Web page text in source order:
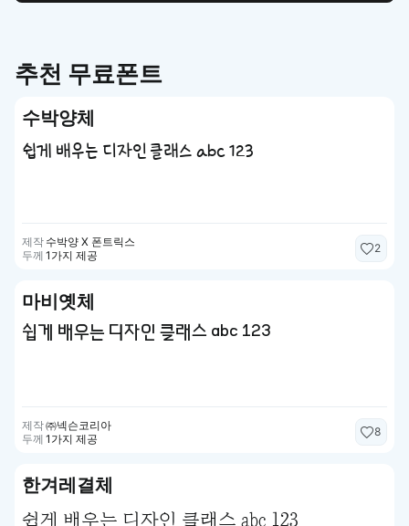
추천 무료폰트
수박양체
쉽게 배우는 디자인 클래스 abc 123
제작 수박양 X 폰트릭스
두께 1가지 제공
2
마비옛체
쉽게 배우는 디자인 클래스 abc 123
제작㈜넥슨코리아
두께 1가지 제공
8
한겨레결체
쉽게 배우는 디자인 클래스 abc 123